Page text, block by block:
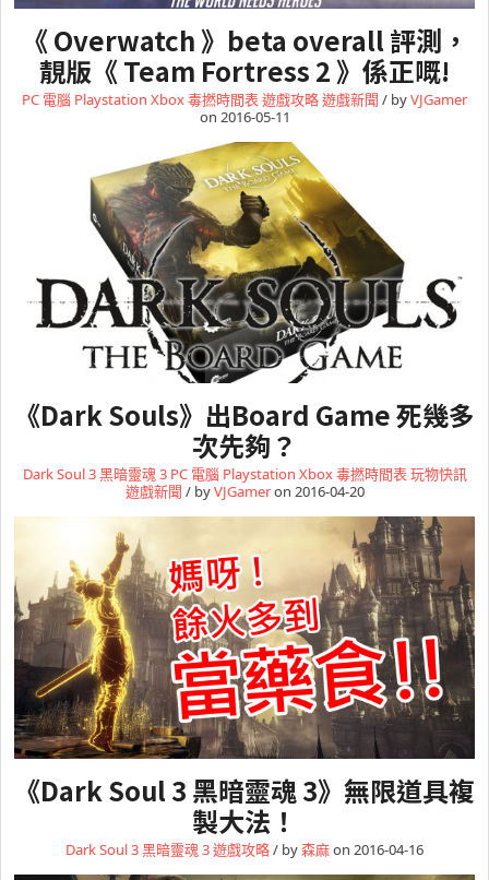
《 Overwatch 》beta overall 評測，
靚版《 Team Fortress 2 》係正嘅!
PC 電腦 Playstation Xbox毒撚時間表遊戲攻略遊戲新聞 / byVJGamer
on 2016-05-11
《Dark Souls》出Board Game 死幾多
次先夠？
Dark Soul 3 黑暗靈魂 3 PC 電腦 Playstation Xbox毒撚時間表玩物快訊
遊戲新聞 / byVJGameron 2016-04-20
《Dark Soul 3 黑暗靈魂 3》無限道具複
製大法！
Dark Soul 3 黑暗靈魂 3遊戲攻略/ by森麻on 2016-04-16